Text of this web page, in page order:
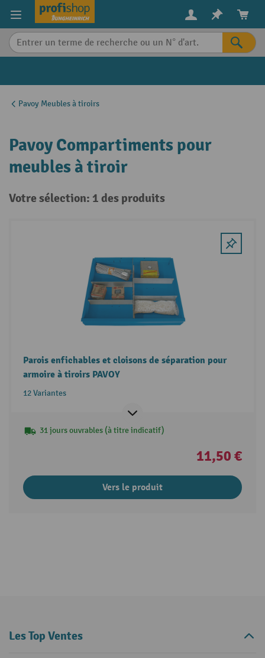
content
Pavoy Meubles à tiroirs
Pavoy Compartiments pour
meubles à tiroir
Votre sélection: 1 des produits
Parois enfichables et cloisons de séparation pour
armoire à tiroirs PAVOY
12 Variantes
31 jours ouvrables (à titre indicatif)
11,50 €
Vers le produit
Les Top Ventes